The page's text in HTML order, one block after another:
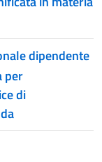
dipendente
per
di